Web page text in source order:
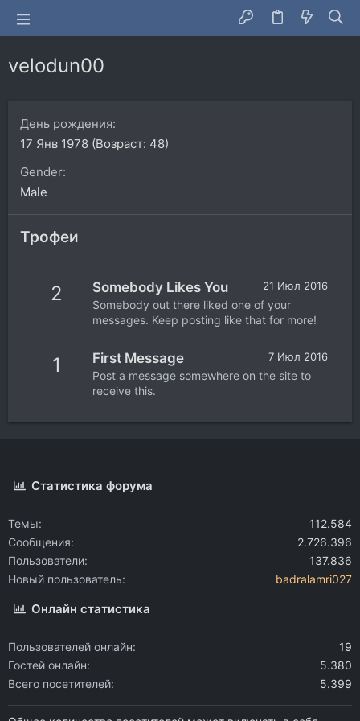
velodun00
День рождения
17 Янв 1978 (Возраст: 48)
Gender
Male
Трофеи
2 21 Июл 2016
Somebody Likes You
Somebody out there liked one of your
messages. Keep posting like that for more!
1 7 Июл 2016
First Message
Post a message somewhere on the site to
receive this.
Статистика форума
Темы
112.584
Сообщения
2.726.396
Пользователи
137.836
Новый пользователь
badralamri027
Онлайн статистика
Пользователей онлайн
19
Гостей онлайн
5.380
Всего посетителей
5.399